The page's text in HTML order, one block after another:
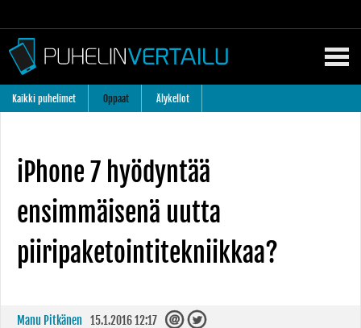
Kaikki puhelimet Oppaat Älykellot
iPhone 7 hyödyntää
ensimmäisenä uutta
piiripaketointitekniikkaa?
Manu Pitkänen 15.1.2016 12:17